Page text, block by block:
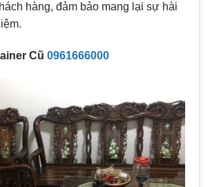
hàng, đảm bảo mang lại sự hài
Cũ 0961666000